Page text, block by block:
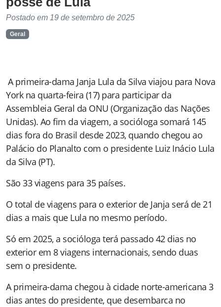
Postado em 19 de setembro de 2025
Geral
A primeira-dama Janja Lula da Silva viajou para Nova
York na quarta-feira (17) para participar da
Assembleia Geral da ONU (Organização das Nações
Unidas). Ao fim da viagem, a socióloga somará 145
dias fora do Brasil desde 2023, quando chegou ao
Palácio do Planalto com o presidente Luiz Inácio Lula
da Silva (PT).
São 33 viagens para 35 países.
O total de viagens para o exterior de Janja será de 21
dias a mais que Lula no mesmo período.
Só em 2025, a socióloga terá passado 42 dias no
exterior em 8 viagens internacionais, sendo duas
sem o presidente.
A primeira-dama chegou à cidade norte-americana 3
dias antes do presidente, que desembarca no